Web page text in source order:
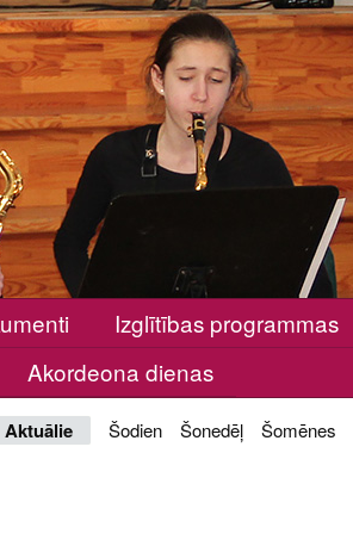
Izglītības programmas
Akordeona dienas
Aktuālie Šodien Šonedēļ Šomēnes